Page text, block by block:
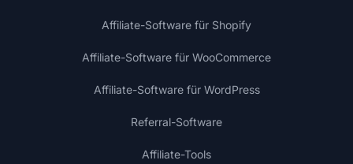
Affiliate-Software für Shopify
Affiliate-Software für WooCommerce
Affiliate-Software für WordPress
Referral-Software
Affiliate-Tools